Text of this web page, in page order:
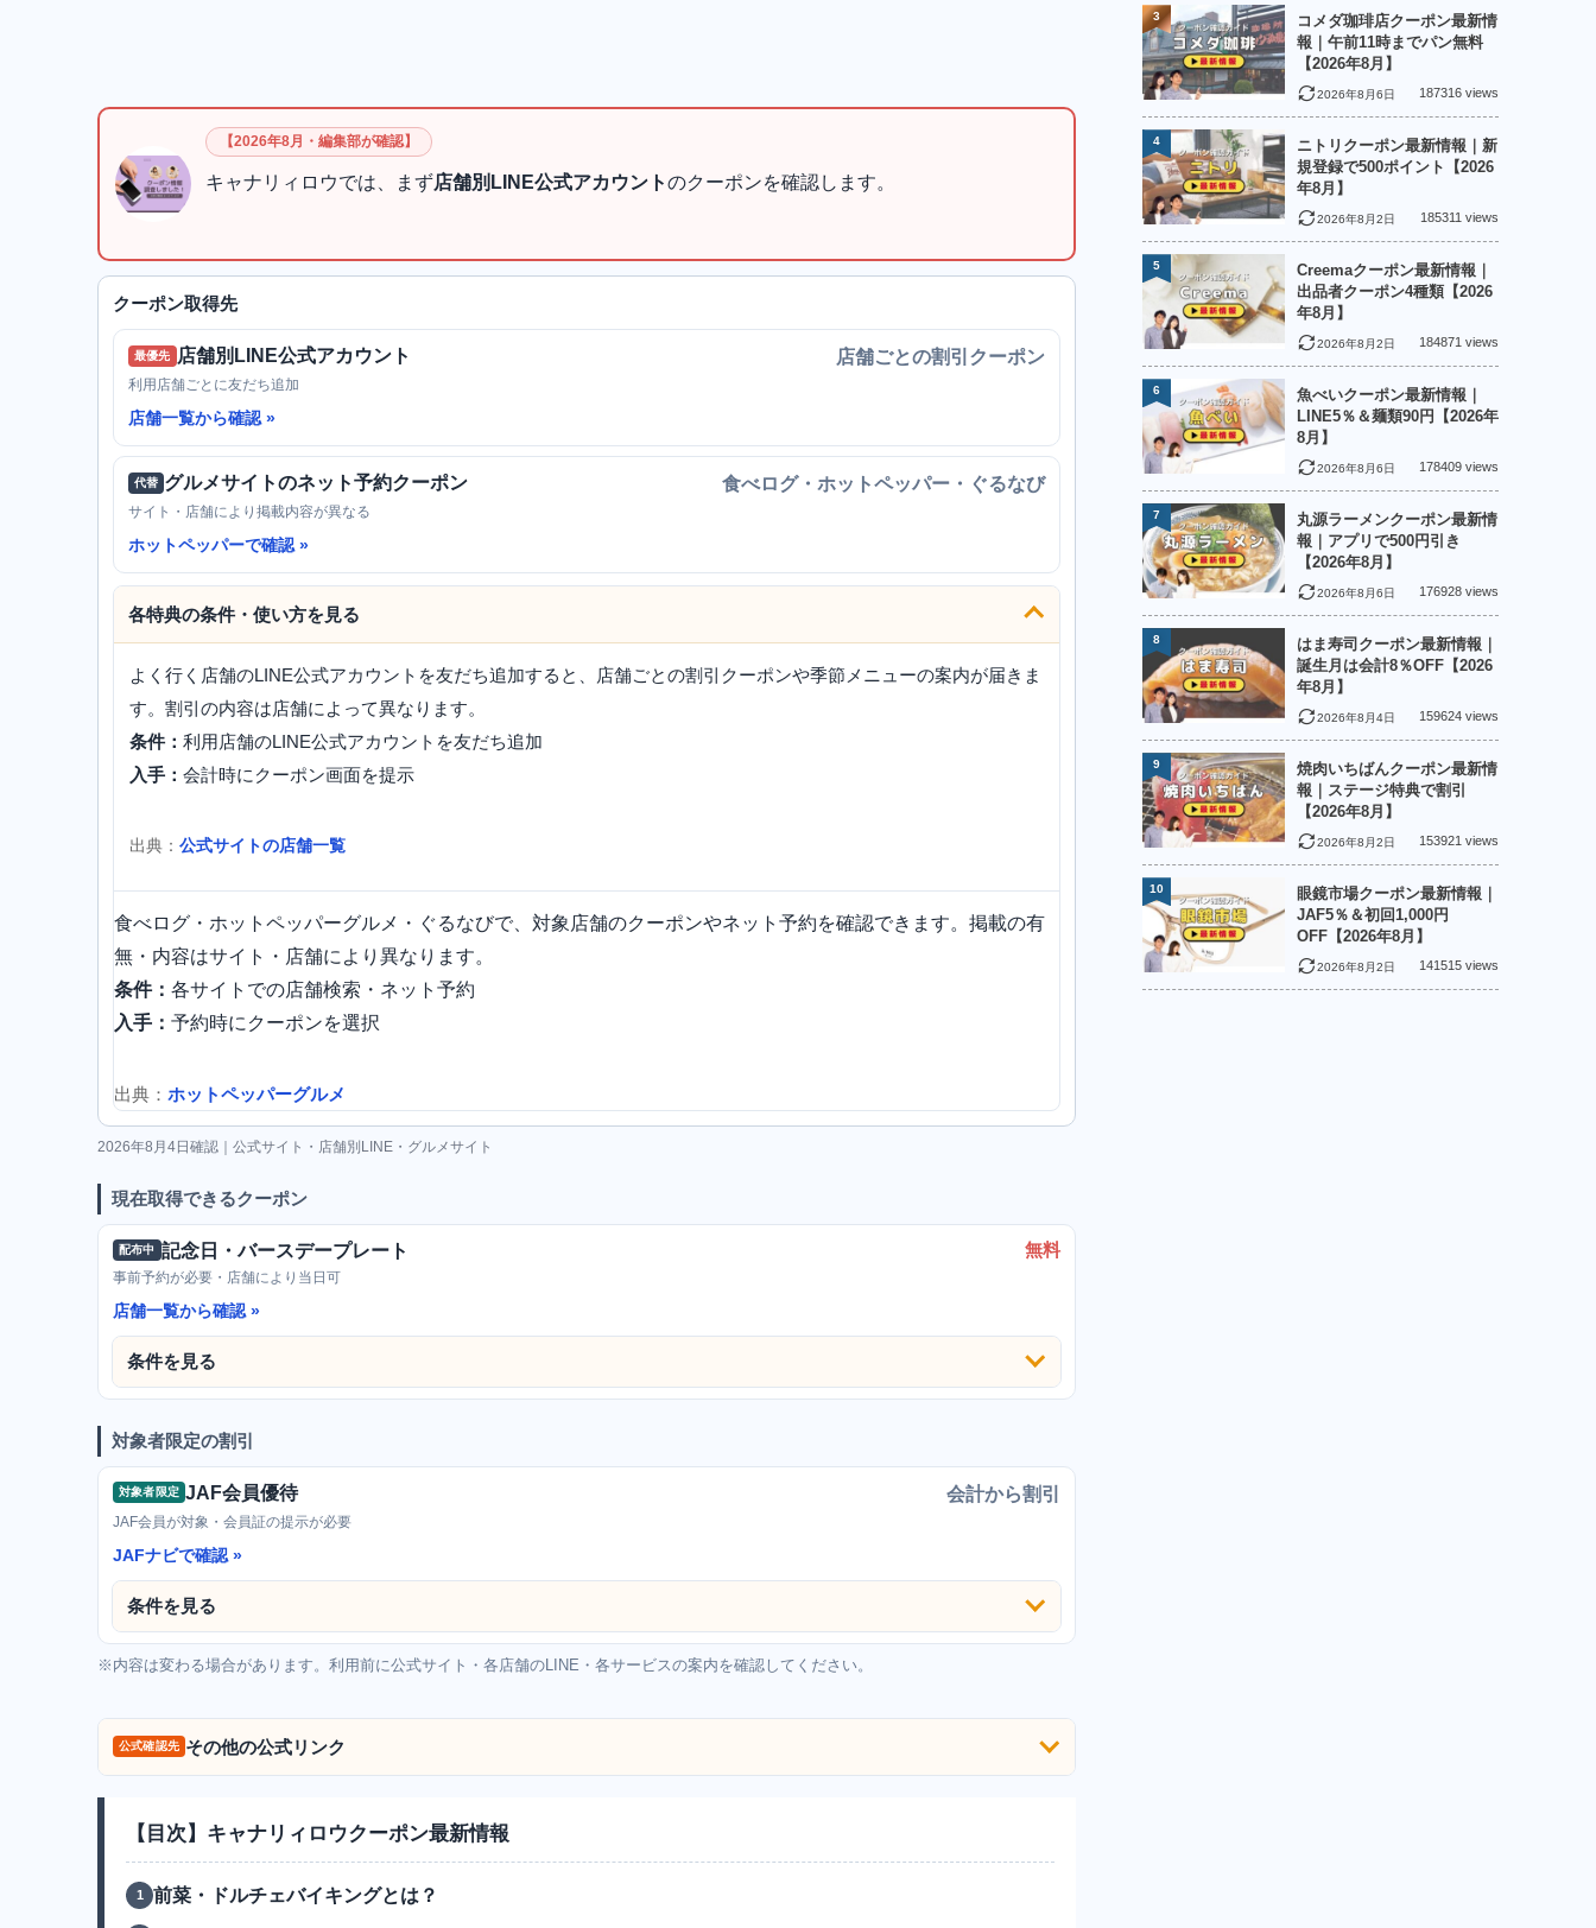
【2026年8月・編集部が確認】
キャナリィロウでは、まず店舗別LINE公式アカウントのクーポンを確認します。
クーポン取得先
最優先 店舗別LINE公式アカウント 店舗ごとの割引クーポン
利用店舗ごとに友だち追加
店舗一覧から確認
代替 グルメサイトのネット予約クーポン 食べログ・ホットペッパー・ぐるなび
サイト・店舗により掲載内容が異なる
ホットペッパーで確認
各特典の条件・使い方を見る
よく行く店舗のLINE公式アカウントを友だち追加すると、店舗ごとの割引クーポンや季節メニューの案内が届きま
す。割引の内容は店舗によって異なります。
条件： 利用店舗のLINE公式アカウントを友だち追加
入手： 会計時にクーポン画面を提示
出典： 公式サイトの店舗一覧
食べログ・ホットペッパーグルメ・ぐるなびで、対象店舗のクーポンやネット予約を確認できます。掲載の有
無・内容はサイト・店舗により異なります。
条件： 各サイトでの店舗検索・ネット予約
入手： 予約時にクーポンを選択
出典： ホットペッパーグルメ
2026年8月4日確認｜公式サイト・店舗別LINE・グルメサイト
現在取得できるクーポン
配布中 記念日・バースデープレート 無料
事前予約が必要・店舗により当日可
店舗一覧から確認
条件を見る
対象者限定の割引
対象者限定 JAF会員優待 会計から割引
JAF会員が対象・会員証の提示が必要
JAFナビで確認
条件を見る
※内容は変わる場合があります。利用前に公式サイト・各店舗のLINE・各サービスの案内を確認してください。
公式確認先 その他の公式リンク
【目次】キャナリィロウクーポン最新情報
前菜・ドルチェバイキングとは？
コメダ珈琲店クーポン最新情
報｜午前11時までパン無料
【2026年8月】
2026年8月6日 187316 views
3
ニトリクーポン最新情報｜新
規登録で500ポイント【2026
年8月】
2026年8月2日 185311 views
4
Creemaクーポン最新情報｜
出品者クーポン4種類【2026
年8月】
2026年8月2日 184871 views
5
魚べいクーポン最新情報｜
LINE5％＆麺類90円【2026年
8月】
2026年8月6日 178409 views
6
丸源ラーメンクーポン最新情
報｜アプリで500円引き
【2026年8月】
2026年8月6日 176928 views
7
はま寿司クーポン最新情報｜
誕生月は会計8％OFF【2026
年8月】
2026年8月4日 159624 views
8
焼肉いちばんクーポン最新情
報｜ステージ特典で割引
【2026年8月】
2026年8月2日 153921 views
9
眼鏡市場クーポン最新情報｜
JAF5％＆初回1,000円
OFF【2026年8月】
2026年8月2日 141515 views
10